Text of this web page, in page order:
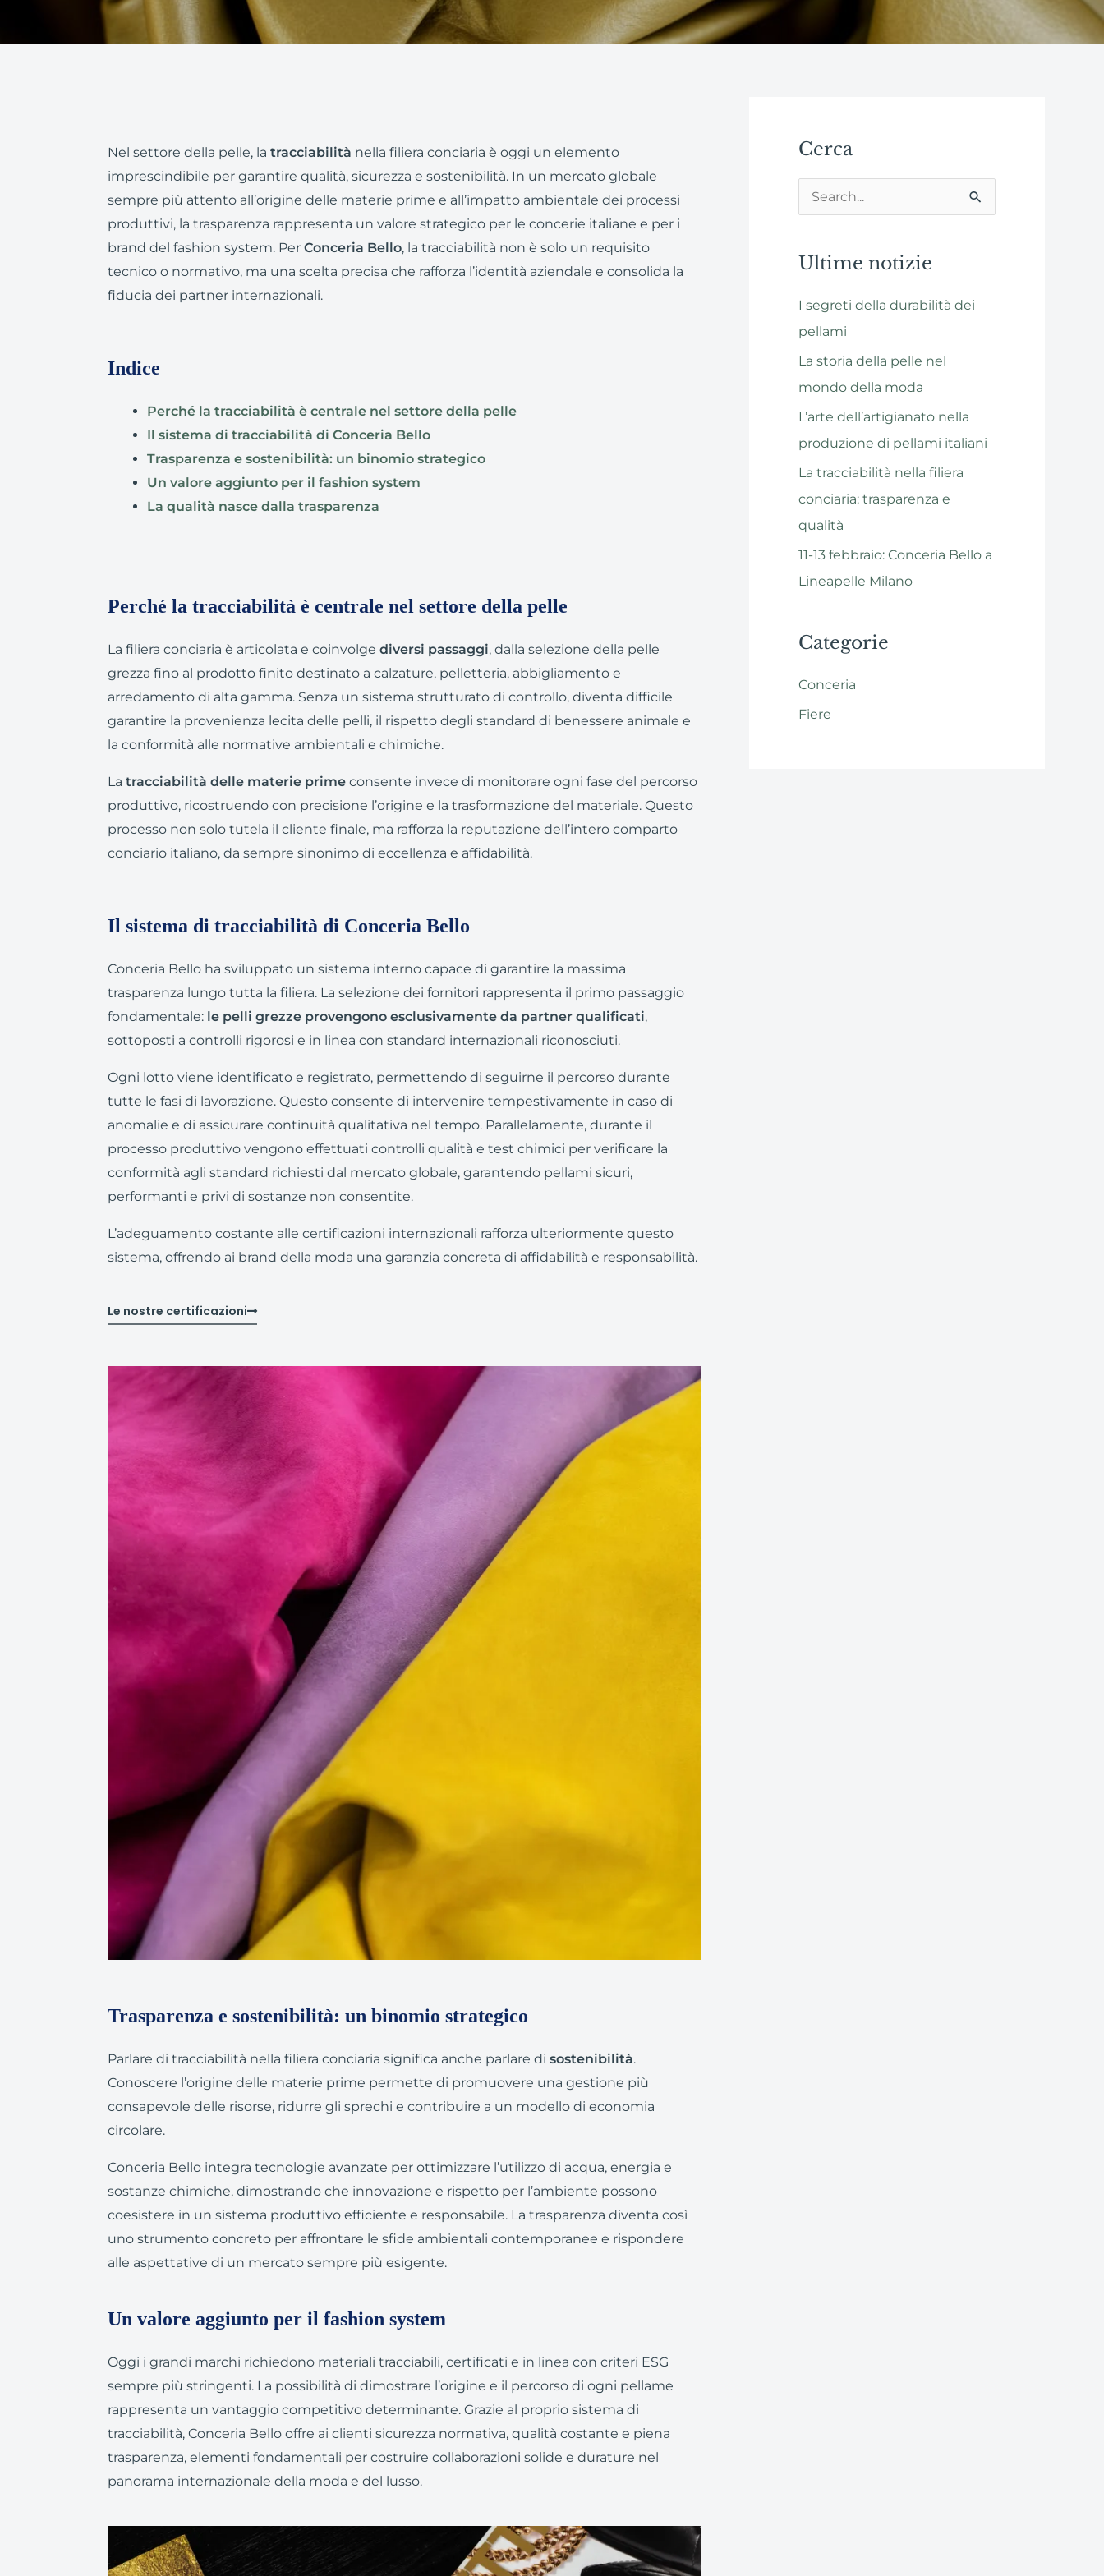
Nel settore della pelle, la tracciabilità nella filiera conciaria è oggi un elemento
imprescindibile per garantire qualità, sicurezza e sostenibilità. In un mercato globale
sempre più attento all’origine delle materie prime e all’impatto ambientale dei processi
produttivi, la trasparenza rappresenta un valore strategico per le concerie italiane e per i
brand del fashion system. Per Conceria Bello, la tracciabilità non è solo un requisito
tecnico o normativo, ma una scelta precisa che rafforza l’identità aziendale e consolida la
fiducia dei partner internazionali.
Indice
Perché la tracciabilità è centrale nel settore della pelle
Il sistema di tracciabilità di Conceria Bello
Trasparenza e sostenibilità: un binomio strategico
Un valore aggiunto per il fashion system
La qualità nasce dalla trasparenza
Perché la tracciabilità è centrale nel settore della pelle
La filiera conciaria è articolata e coinvolge diversi passaggi, dalla selezione della pelle
grezza fino al prodotto finito destinato a calzature, pelletteria, abbigliamento e
arredamento di alta gamma. Senza un sistema strutturato di controllo, diventa difficile
garantire la provenienza lecita delle pelli, il rispetto degli standard di benessere animale e
la conformità alle normative ambientali e chimiche.
La tracciabilità delle materie primeconsente invece di monitorare ogni fase del percorso
produttivo, ricostruendo con precisione l’origine e la trasformazione del materiale. Questo
processo non solo tutela il cliente finale, ma rafforza la reputazione dell’intero comparto
conciario italiano, da sempre sinonimo di eccellenza e affidabilità.
Il sistema di tracciabilità di Conceria Bello
Conceria Bello ha sviluppato un sistema interno capace di garantire la massima
trasparenza lungo tutta la filiera. La selezione dei fornitori rappresenta il primo passaggio
fondamentale: le pelli grezze provengono esclusivamente da partner qualificati,
sottoposti a controlli rigorosi e in linea con standard internazionali riconosciuti.
Ogni lotto viene identificato e registrato, permettendo di seguirne il percorso durante
tutte le fasi di lavorazione. Questo consente di intervenire tempestivamente in caso di
anomalie e di assicurare continuità qualitativa nel tempo. Parallelamente, durante il
processo produttivo vengono effettuati controlli qualità e test chimici per verificare la
conformità agli standard richiesti dal mercato globale, garantendo pellami sicuri,
performanti e privi di sostanze non consentite.
L’adeguamento costante alle certificazioni internazionali rafforza ulteriormente questo
sistema, offrendo ai brand della moda una garanzia concreta di affidabilità e responsabilità.
Le nostre certificazioni
Trasparenza e sostenibilità: un binomio strategico
Parlare di tracciabilità nella filiera conciaria significa anche parlare di sostenibilità.
Conoscere l’origine delle materie prime permette di promuovere una gestione più
consapevole delle risorse, ridurre gli sprechi e contribuire a un modello di economia
circolare.
Conceria Bello integra tecnologie avanzate per ottimizzare l’utilizzo di acqua, energia e
sostanze chimiche, dimostrando che innovazione e rispetto per l’ambiente possono
coesistere in un sistema produttivo efficiente e responsabile. La trasparenza diventa così
uno strumento concreto per affrontare le sfide ambientali contemporanee e rispondere
alle aspettative di un mercato sempre più esigente.
Un valore aggiunto per il fashion system
Oggi i grandi marchi richiedono materiali tracciabili, certificati e in linea con criteri ESG
sempre più stringenti. La possibilità di dimostrare l’origine e il percorso di ogni pellame
rappresenta un vantaggio competitivo determinante. Grazie al proprio sistema di
tracciabilità, Conceria Bello offre ai clienti sicurezza normativa, qualità costante e piena
trasparenza, elementi fondamentali per costruire collaborazioni solide e durature nel
panorama internazionale della moda e del lusso.
Cerca
r
a
:
Ultime notizie
I segreti della durabilità dei
pellami
La storia della pelle nel
mondo della moda
L’arte dell’artigianato nella
produzione di pellami italiani
La tracciabilità nella filiera
conciaria: trasparenza e
qualità
11-13 febbraio: Conceria Bello a
Lineapelle Milano
Categorie
Conceria
Fiere